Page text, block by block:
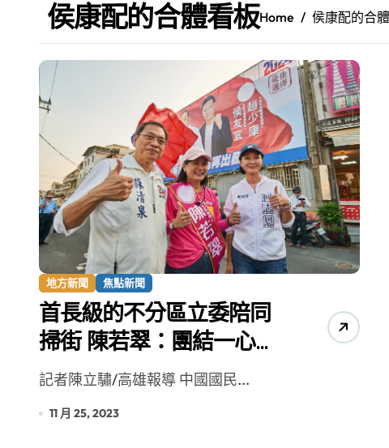
藍綠市長參選人對無人載具條例互批 柯志
爭取原住民選票 柯志恩提原民5大政策 打
雅安 天府之肺裡的安逸密碼 一座被時光偏
港都文藝學會首辦蓮池潭文學營 支持高雄
高科大機電系與日本愛媛大學跨校合作 並
台青創業路艱辛 兩岸融合編織青春夢想
侯康配的合體看板Home 侯康配的合
地方新聞 焦點新聞
首長級的不分區立委陪同
掃街 陳若翠：團結一心
「下架民進黨」！
記者陳立驌/高雄報導 中國國民...
11 月 25, 2023